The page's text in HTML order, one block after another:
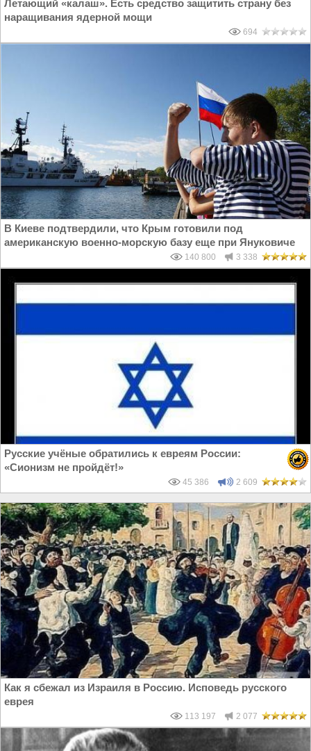
Летающий «калаш». Есть средство защитить страну без
наращивания ядерной мощи
694
В Киеве подтвердили, что Крым готовили под
американскую военно-морскую базу еще при Януковиче
140 800 3 338
Русские учёные обратились к евреям России:
«Сионизм не пройдёт!»
45 386 2 609
Как я сбежал из Израиля в Россию. Исповедь русского
еврея
113 197 2 077